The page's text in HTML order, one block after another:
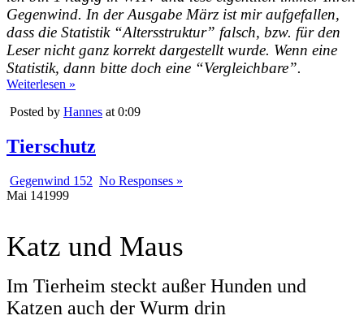
Gegenwind. In der Ausgabe März ist mir aufgefallen,
dass die Statistik “Altersstruktur” falsch, bzw. für den
Leser nicht ganz korrekt dargestellt wurde. Wenn eine
Statistik, dann bitte doch eine “Vergleichbare”.
Weiterlesen »
Posted by Hannes at 0:09
Tierschutz
Gegenwind 152 No Responses »
Mai 141999
Katz und Maus
Im Tierheim steckt außer Hunden und
Katzen auch der Wurm drin